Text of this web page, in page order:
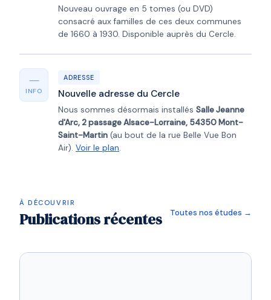
Nouveau ouvrage en 5 tomes (ou DVD)
consacré aux familles de ces deux communes
de 1660 à 1930. Disponible auprès du Cercle.
—
INFO
ADRESSE
Nouvelle adresse du Cercle
Nous sommes désormais installés Salle Jeanne
d'Arc, 2 passage Alsace-Lorraine, 54350 Mont-
Saint-Martin (au bout de la rue Belle Vue Bon
Air). Voir le plan.
À DÉCOUVRIR
Publications récentes Toutes nos études →